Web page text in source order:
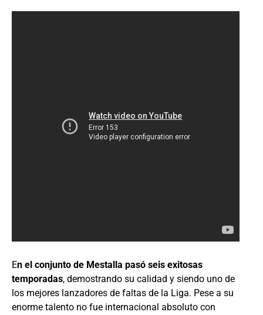
En el conjunto de Mestalla pasó seis exitosas
temporadas, demostrando su calidad y siendo uno de
los mejores lanzadores de faltas de la Liga. Pese a su
enorme talento no fue internacional absoluto con